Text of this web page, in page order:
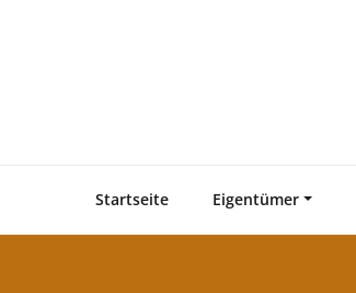
Startseite Eigentümer